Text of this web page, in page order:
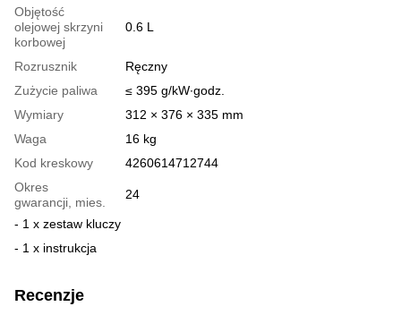
Objętość
olejowej skrzyni
korbowej
0.6 L
Rozrusznik
Ręczny
Zużycie paliwa
≤ 395 g/kW∙godz.
Wymiary
312 × 376 × 335 mm
Waga
16 kg
Kod kreskowy
4260614712744
Okres
gwarancji, mies.
24
- 1 x zestaw kluczy
- 1 x instrukcja
Recenzje